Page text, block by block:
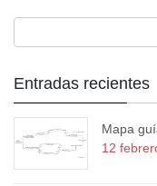
Entradas recientes
Mapa
12